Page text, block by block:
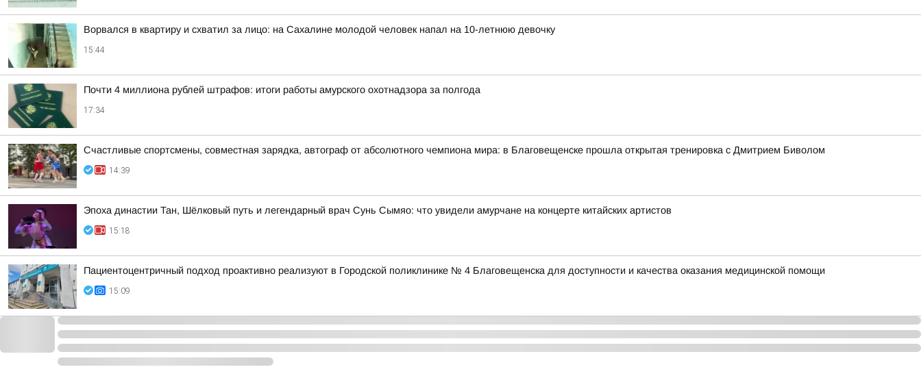
Ворвался в квартиру и схватил за лицо: на Сахалине молодой человек напал на 10-летнюю девочку
15:44
Почти 4 миллиона рублей штрафов: итоги работы амурского охотнадзора за полгода
17:34
Счастливые спортсмены, совместная зарядка, автограф от абсолютного чемпиона мира: в Благовещенске прошла открытая тренировка с Дмитрием Биволом
14:39
Эпоха династии Тан, Шёлковый путь и легендарный врач Сунь Сымяо: что увидели амурчане на концерте китайских артистов
15:18
Пациентоцентричный подход проактивно реализуют в Городской поликлинике № 4 Благовещенска для доступности и качества оказания медицинской помощи
15:09